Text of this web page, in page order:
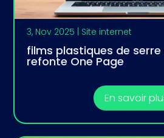
3, Nov 2025 Site internet
films plastiques de serre
refonte One Page
En savoir